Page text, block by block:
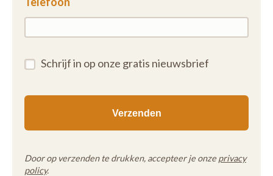
Schrijf in op onze gratis nieuwsbrief
Door op verzenden te drukken, accepteer je onze privacy
policy.